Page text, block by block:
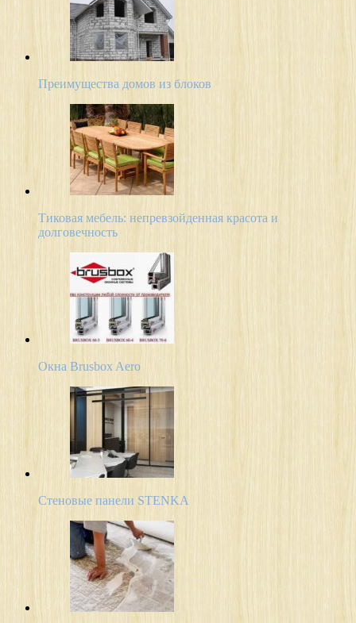
Преимущества домов из блоков
Тиковая мебель: непревзойденная красота и
долговечность
Окна Brusbox Aero
Стеновые панели STENKA